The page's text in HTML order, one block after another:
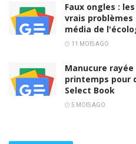
Faux ongles :
vrais problèmes
média de
11 MOIS AGO
Manucure
printemps pour
Select Book
5 MOIS AGO